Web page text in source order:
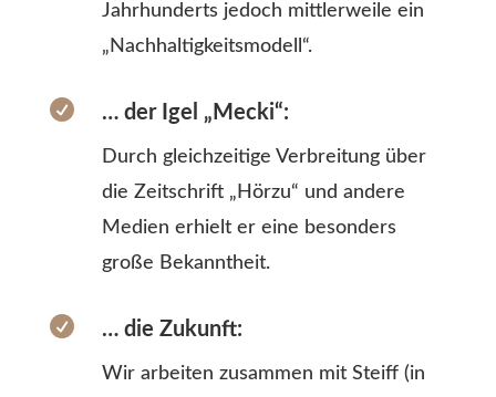
Jahrhunderts jedoch mittlerweile ein
„Nachhaltigkeitsmodell“.
 … der Igel „Mecki“:
Durch gleichzeitige Verbreitung über
die Zeitschrift „Hörzu“ und andere
Medien erhielt er eine besonders
große Bekanntheit.
 … die Zukunft:
Wir arbeiten zusammen mit Steiff (in